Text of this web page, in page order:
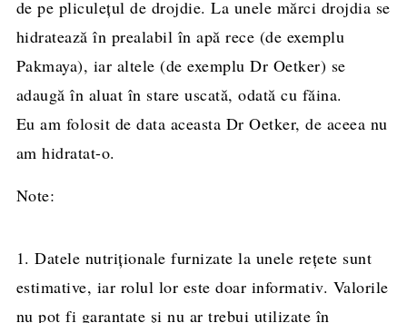
de pe pliculețul de drojdie. La unele mărci drojdia se
hidratează în prealabil în apă rece (de exemplu
Pakmaya), iar altele (de exemplu Dr Oetker) se
adaugă în aluat în stare uscată, odată cu făina.
Eu am folosit de data aceasta Dr Oetker, de aceea nu
am hidratat-o.
Note:
1. Datele nutriționale furnizate la unele rețete sunt
estimative, iar rolul lor este doar informativ. Valorile
nu pot fi garantate și nu ar trebui utilizate în